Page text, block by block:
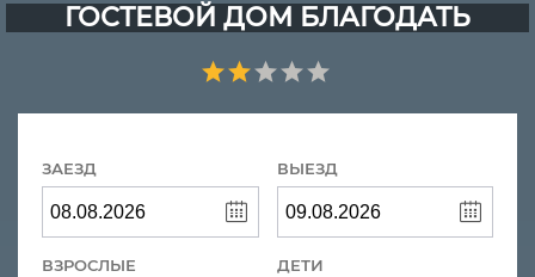
ГОСТЕВОЙ ДОМ БЛАГОДАТЬ
ЗАЕЗД ВЫЕЗД
ВЗРОСЛЫЕ ДЕТИ